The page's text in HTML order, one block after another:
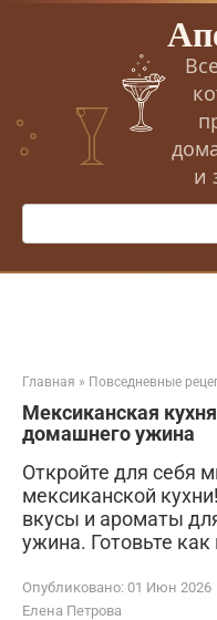
Перейти
и
Поиск:
Главная » Повседневные
Мексиканская
домашнего ужина
Откройте для себя
мексиканской
вкусы и ароматы
ужина. Готовьте
Опубликовано: 01 Июн 2026
Елена Петрова